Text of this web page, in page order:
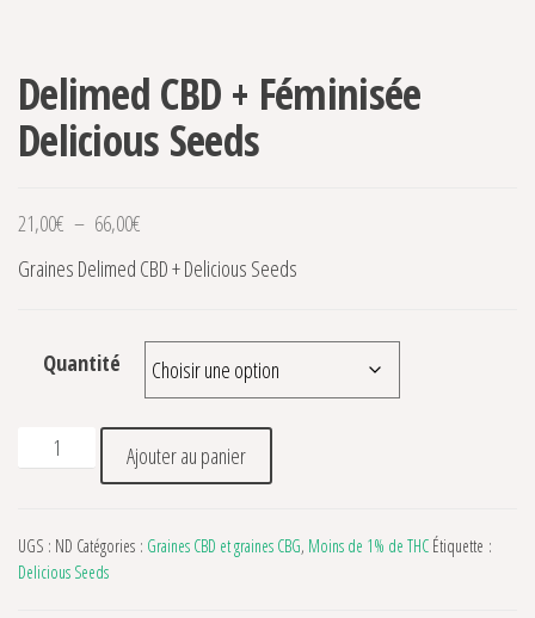
Delimed CBD + Féminisée
Delicious Seeds
21,00€ – 66,00€
Graines Delimed CBD + Delicious Seeds
Quantité
quantité de Delimed CBD + Féminisée Delicious Seeds
Ajouter au panier
UGS : ND Catégories : Graines CBD et graines CBG, Moins de 1% de THC Étiquette :
Delicious Seeds